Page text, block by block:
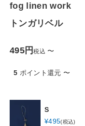
CONTENTS
fog linen work
トンガリベル
495 税込 〜
5 ポイント還元 〜
S
¥495 税込